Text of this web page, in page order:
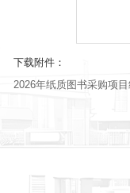
下载附件：
2026年纸质图书采购项